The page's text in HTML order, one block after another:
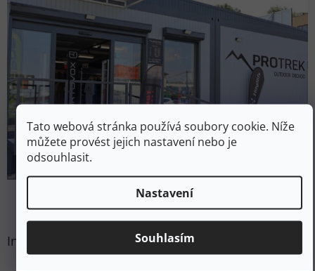
Tato webová stránka používá soubory cookie. Níže
můžete provést jejich nastavení nebo je
odsouhlasit.
Nastavení
Souhlasím
Instagram